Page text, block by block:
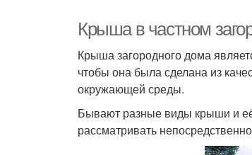
Крыша в частном
Крыша загородного дома
чтобы она была сделана из
окружающей среды.
Бывают разные виды крыши и
рассматривать